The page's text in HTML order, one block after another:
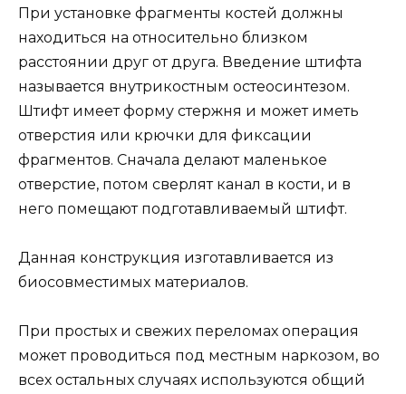
При установке фрагменты костей должны
находиться на относительно близком
расстоянии друг от друга. Введение штифта
называется внутрикостным остеосинтезом.
Штифт имеет форму стержня и может иметь
отверстия или крючки для фиксации
фрагментов. Сначала делают маленькое
отверстие, потом сверлят канал в кости, и в
него помещают подготавливаемый штифт.
Данная конструкция изготавливается из
биосовместимых материалов.
При простых и свежих переломах операция
может проводиться под местным наркозом, во
всех остальных случаях используются общий